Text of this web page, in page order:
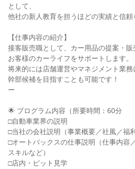
として、
他社の新人教育を担うほどの実績と信頼
【仕事内容の紹介】
接客販売職として、カー用品の提案・販
お客様のカーライフをサポートします。
将来的には店舗運営やマネジメント業務
幹部候補を目指すことも可能です！
ー
🌟 プログラム内容（所要時間：60分
□自動車業界の説明
□当社の会社説明（事業概要／社風／福
□オートバックスの仕事説明（仕事内容
スキルなど）
□店内・ピット見学